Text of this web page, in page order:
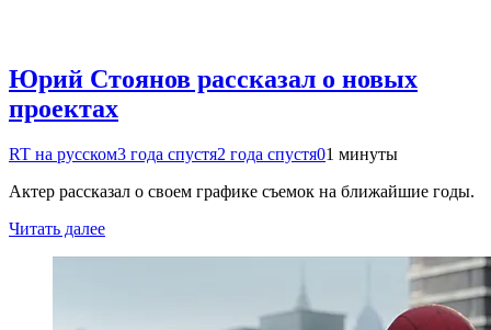
Юрий Стоянов рассказал о новых
проектах
RT на русском3 года спустя2 года спустя01 минуты
Актер рассказал о своем графике съемок на ближайшие годы.
Читать далее